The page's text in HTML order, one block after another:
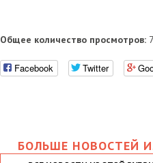
Общее количество просмотров:
Facebook Twitter
БОЛЬШЕ НОВОСТЕЙ